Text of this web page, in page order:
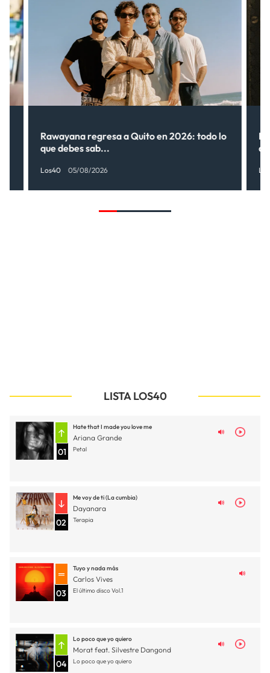
Rawayana regresa a Quito en 2026: todo lo
que debes sab...
Los40 05/08/2026
LISTA LOS40
01
Hate that I made you love me
Ariana Grande
Petal
02
Me voy de ti (La cumbia)
Dayanara
Terapia
03
Tuyo y nada más
Carlos Vives
El último disco Vol.1
04
Lo poco que yo quiero
Morat feat. Silvestre Dangond
Lo poco que yo quiero